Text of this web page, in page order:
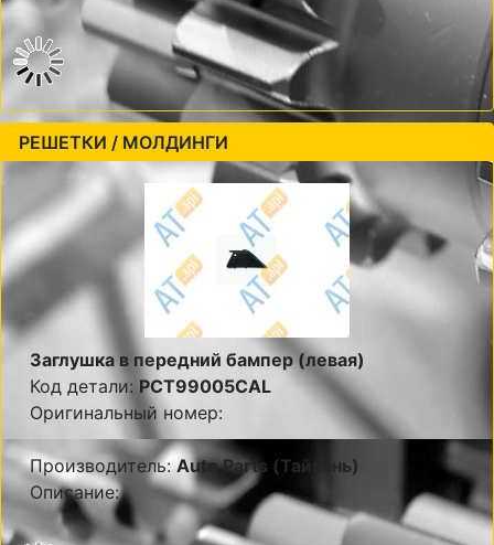
РЕШЕТКИ / МОЛДИНГИ
Заглушка в передний бампер (левая)
Код детали: PCT99005CAL
Оригинальный номер:
Производитель:Auto Parts (Тайвань)
Описание: